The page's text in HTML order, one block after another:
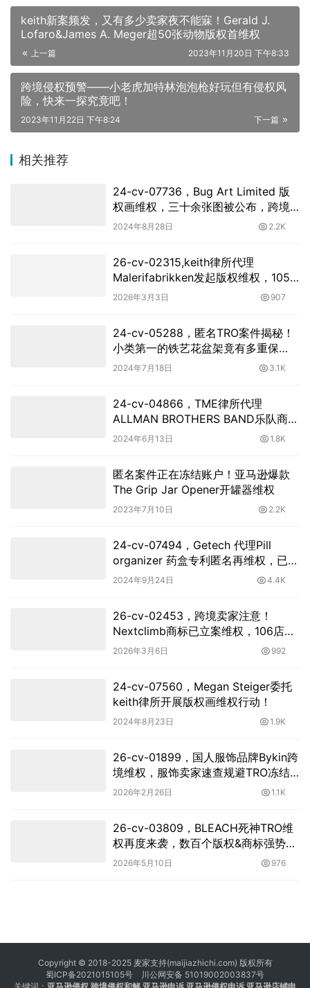
keith新案频发，又有多少卖家夜不能寐！Gerald J.
Lofaro&James A. Meger超50张动物版权首维权
上一篇 2023年11月20日 下午8:33
跨境侵权预警——小老虎加特林泡泡枪好玩但有侵权风
险，快来一探究竟吧！
下一篇
2023年11月22日 下午8:24
相关推荐
24-cv-07736，Bug Art Limited 版
权画维权，三十余张图被公布，跨境
卖家速看
2024年8月28日 2.2K
26-cv-02315,keith律所代理
Malerifabrikken发起版权维权，105
店卷入TRO风波！
2026年3月3日 907
24-cv-05288，匿名TRO案件揭秘！
小类第一的铁艺花盆架竟有多重保
护！
2024年7月18日 3.1K
24-cv-04866，TME律所代理
ALLMAN BROTHERS BAND乐队商标
维权！
2024年6月13日 1.8K
匿名案件正在冻结账户！亚马逊爆款
The Grip Jar Opener开罐器维权
2023年7月10日 2.2K
24-cv-07494，Getech 代理Pill
organizer 药盒专利匿名再维权，已
TRO冻结！
2024年9月24日 4.4K
26-cv-02453，跨境卖家注意！
Nextclimb商标已立案维权，106店面
临TRO冻结风险！
2026年3月6日 992
24-cv-07560，Megan Steiger委托
keith律所开展版权画维权行动！
2024年8月23日 1.9K
26-cv-01899，国人服饰品牌Bykin跨
境维权，服饰卖家速查规避TRO冻结
风险！
2026年2月26日 1.1K
26-cv-03809，BLEACH死神TRO维
权再度来袭，数百个版权&商标强势回
归！
2026年5月10日 976
Copyright © 2018-2025 麦家支持(maijiazhichi.com) 版权所有
蜀ICP备2021015105号
川公网安备 51019002003837号